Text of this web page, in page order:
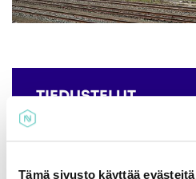
Tämä sivusto käyttää evästeitä
TIEDUSTELUT
+358 500 400 830